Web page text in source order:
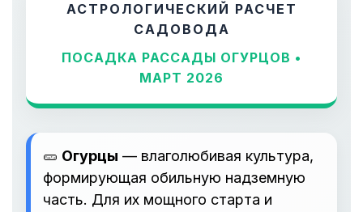
АСТРОЛОГИЧЕСКИЙ РАСЧЕТ
САДОВОДА
ПОСАДКА РАССАДЫ ОГУРЦОВ •
МАРТ 2026
🥒 Огурцы — влаголюбивая культура,
формирующая обильную надземную
часть. Для их мощного старта и